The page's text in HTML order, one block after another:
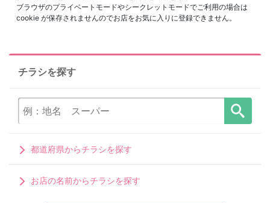
ブラウザのプライベートモードやシークレットモードでご利用の場合は
cookie が保存されませんのでお店をお気に入りに登録できません。
チラシを探す
都道府県からチラシを探す
お店の名前からチラシを探す